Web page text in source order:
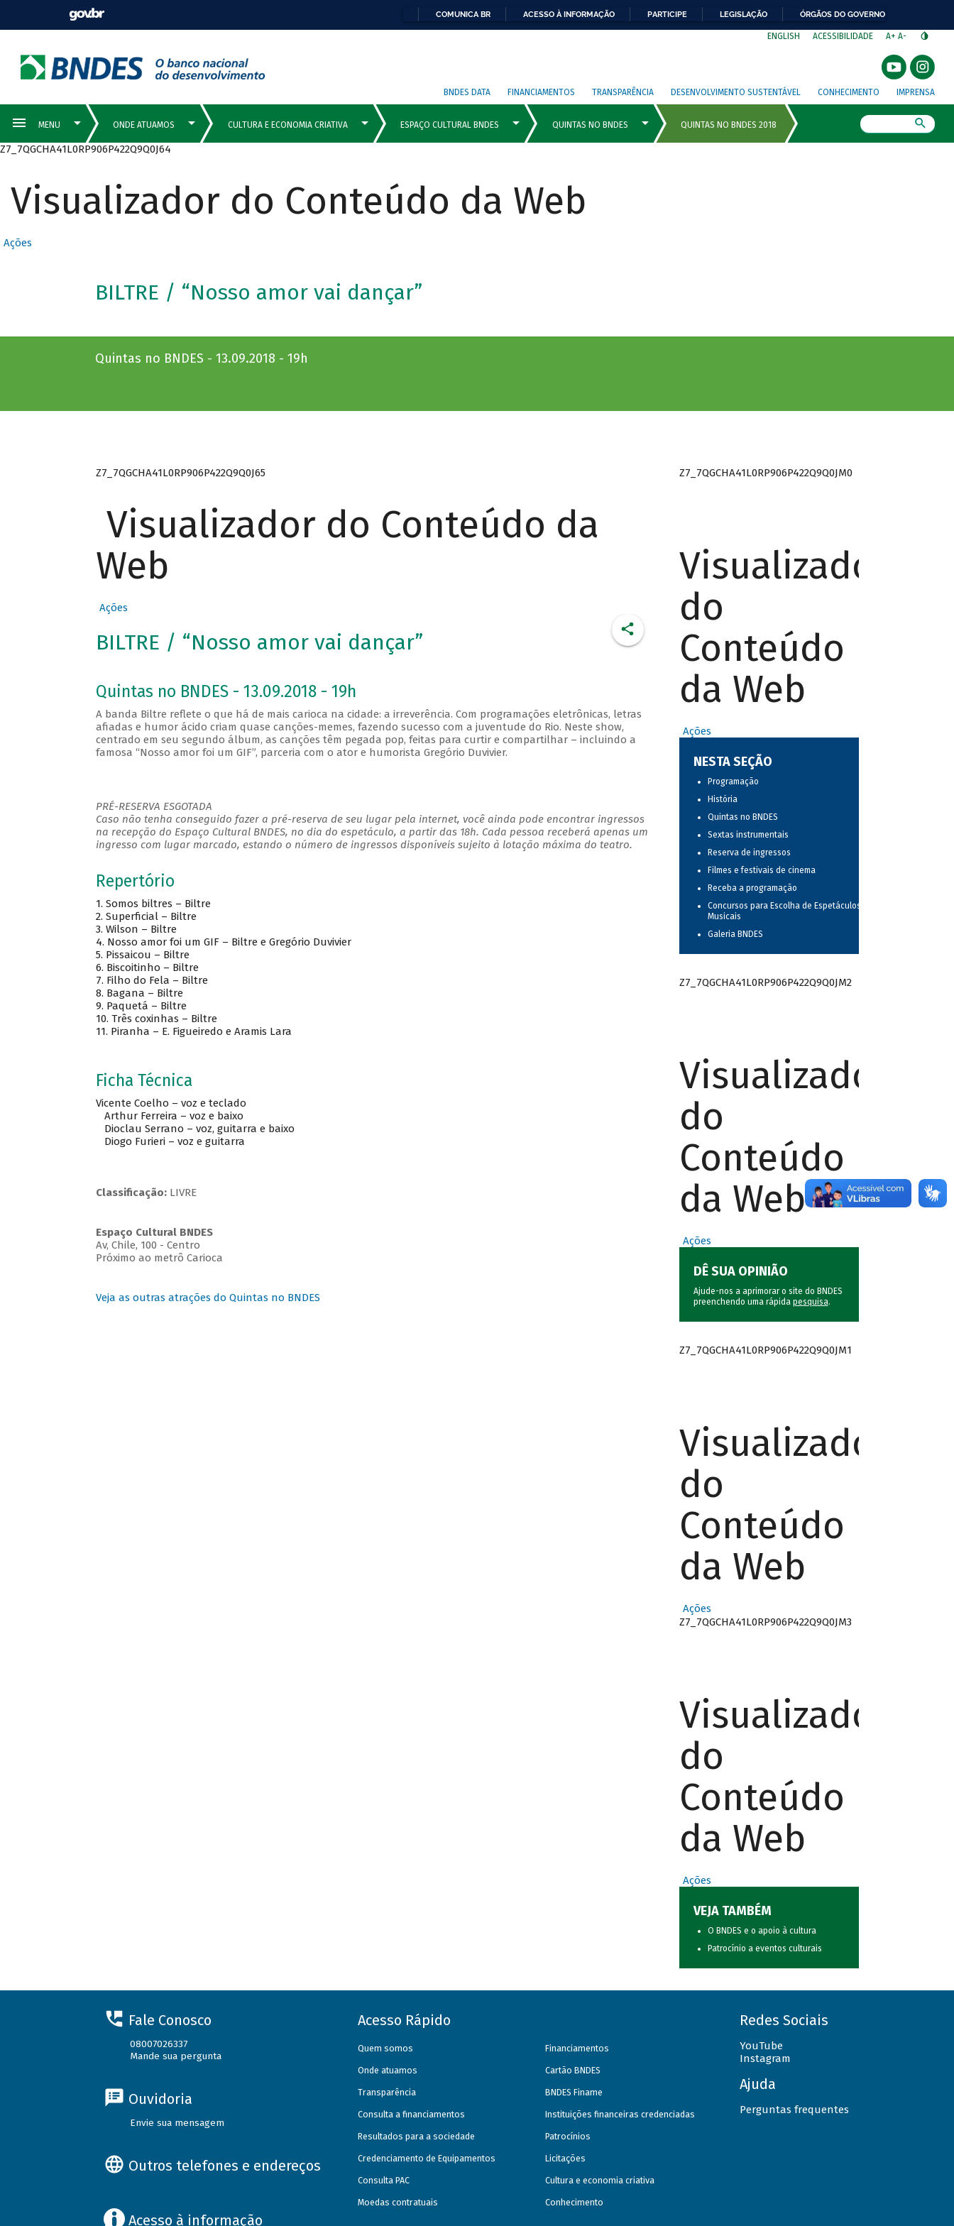
COMUNICA BR ACESSO À INFORMAÇÃO PARTICIPE LEGISLAÇÃO ÓRGÃOS DO GOVERNO
ENGLISH ACESSIBILIDADE A+ A-
BNDES DATA FINANCIAMENTOS TRANSPARÊNCIA DESENVOLVIMENTO SUSTENTÁVEL CONHECIMENTO IMPRENSA
Z7_7QGCHA41L0RP906P422Q9Q0J64
Visualizador do Conteúdo da Web
Ações
BILTRE / “Nosso amor vai dançar”
Quintas no BNDES - 13.09.2018 - 19h
Z7_7QGCHA41L0RP906P422Q9Q0J65
Visualizador do Conteúdo da
Web
Ações
BILTRE / “Nosso amor vai dançar”
Quintas no BNDES - 13.09.2018 - 19h
A banda Biltre reflete o que há de mais carioca na cidade: a irreverência. Com programações eletrônicas, letras
afiadas e humor ácido criam quase canções-memes, fazendo sucesso com a juventude do Rio. Neste show,
centrado em seu segundo álbum, as canções têm pegada pop, feitas para curtir e compartilhar – incluindo a
famosa “Nosso amor foi um GIF”, parceria com o ator e humorista Gregório Duvivier.
PRÉ-RESERVA ESGOTADA
Caso não tenha conseguido fazer a pré-reserva de seu lugar pela internet, você ainda pode encontrar ingressos
na recepção do Espaço Cultural BNDES, no dia do espetáculo, a partir das 18h. Cada pessoa receberá apenas um
ingresso com lugar marcado, estando o número de ingressos disponíveis sujeito à lotação máxima do teatro.
Repertório
1. Somos biltres – Biltre
2. Superficial – Biltre
3. Wilson – Biltre
4. Nosso amor foi um GIF – Biltre e Gregório Duvivier
5. Pissaicou – Biltre
6. Biscoitinho – Biltre
7. Filho do Fela – Biltre
8. Bagana – Biltre
9. Paquetá – Biltre
10. Três coxinhas – Biltre
11. Piranha – E. Figueiredo e Aramis Lara
Ficha Técnica
Vicente Coelho – voz e teclado
Arthur Ferreira – voz e baixo
Dioclau Serrano – voz, guitarra e baixo
Diogo Furieri – voz e guitarra
Classificação: LIVRE
Espaço Cultural BNDES
Av, Chile, 100 - Centro
Próximo ao metrô Carioca
Veja as outras atrações do Quintas no BNDES
Z7_7QGCHA41L0RP906P422Q9Q0JM0
Visualizador
do
Conteúdo
da Web
Ações
NESTA SEÇÃO
Programação
História
Quintas no BNDES
Sextas instrumentais
Reserva de ingressos
Filmes e festivais de cinema
Receba a programação
Concursos para Escolha de Espetáculos
Musicais
Galeria BNDES
Z7_7QGCHA41L0RP906P422Q9Q0JM2
Visualizador
do
Conteúdo
da Web
Ações
DÊ SUA OPINIÃO
Ajude-nos a aprimorar o site do BNDES
preenchendo uma rápida pesquisa.
Z7_7QGCHA41L0RP906P422Q9Q0JM1
Visualizador
do
Conteúdo
da Web
Ações
Z7_7QGCHA41L0RP906P422Q9Q0JM3
Visualizador
do
Conteúdo
da Web
Ações
VEJA TAMBÉM
O BNDES e o apoio à cultura
Patrocínio a eventos culturais
Fale Conosco
08007026337
Mande sua pergunta
Ouvidoria
Envie sua mensagem
Outros telefones e endereços
Acesso à informação
Acesso Rápido
Quem somos
Onde atuamos
Transparência
Consulta a financiamentos
Resultados para a sociedade
Credenciamento de Equipamentos
Consulta PAC
Moedas contratuais
Financiamentos
Cartão BNDES
BNDES Finame
Instituições financeiras credenciadas
Patrocínios
Licitações
Cultura e economia criativa
Conhecimento
Redes Sociais
YouTube
Instagram
Ajuda
Perguntas frequentes